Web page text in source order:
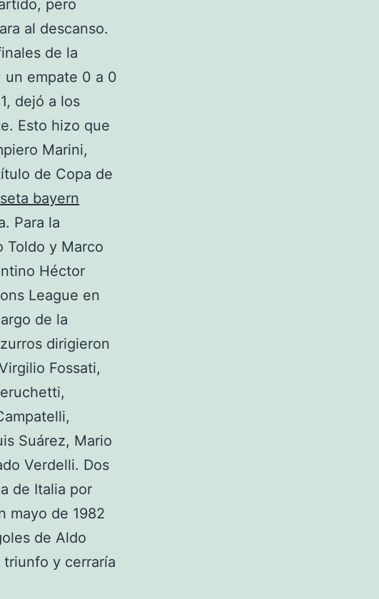
pero
al descanso.
de la
un empate 0 a 0
dejó a los
Esto hizo que
Marini,
de Copa de
bayern
Para la
Toldo y Marco
Héctor
League en
de la
dirigieron
Fossati,
Suárez, Mario
Verdelli. Dos
de Italia por
mayo de 1982
de Aldo
y cerraría